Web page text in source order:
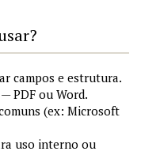
campos e estrutura.
PDF ou Word.
(ex: Microsoft
uso interno ou